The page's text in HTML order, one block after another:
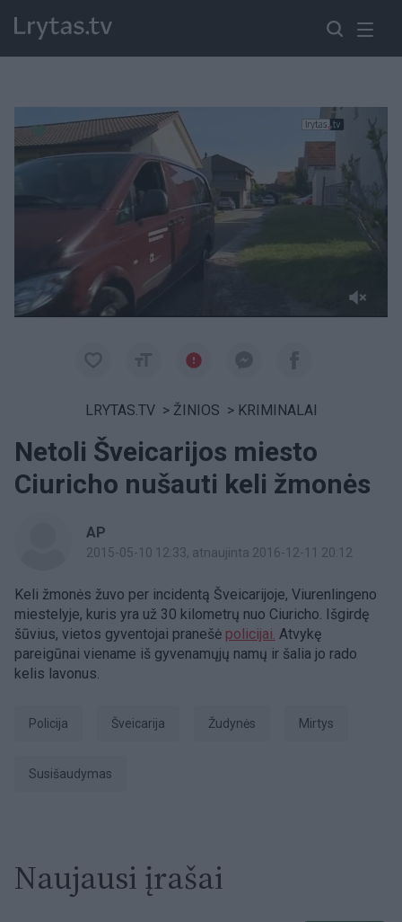
Paremkite Ukrainą
LRYTAS.TV > ŽINIOS > KRIMINALAI
Netoli Šveicarijos miesto
Ciuricho nušauti keli žmonės
AP
2015-05-10 12:33, atnaujinta 2016-12-11 20:12
Keli žmonės žuvo per incidentą Šveicarijoje, Viurenlingeno
miestelyje, kuris yra už 30 kilometrų nuo Ciuricho. Išgirdę
šūvius, vietos gyventojai pranešė policijai. Atvykę
pareigūnai viename iš gyvenamųjų namų ir šalia jo rado
kelis lavonus.
Policija Šveicarija Žudynės mirtys
susišaudymas
Naujausi įrašai